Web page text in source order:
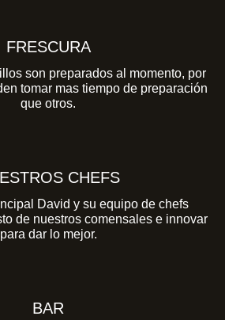
FRESCURA
son preparados al momento, por
tomar mas tiempo de preparación
que otros.
CHEFS
David y su equipo de chefs
de nuestros comensales e innovar
para dar lo mejor.
BAR